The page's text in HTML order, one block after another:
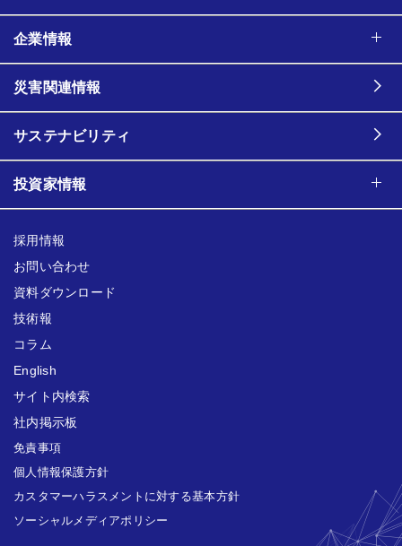
企業情報
災害関連情報
サステナビリティ
投資家情報
採用情報
お問い合わせ
資料ダウンロード
技術報
コラム
English
サイト内検索
社内掲示板
免責事項
個人情報保護方針
カスタマーハラスメントに対する基本方針
ソーシャルメディアポリシー